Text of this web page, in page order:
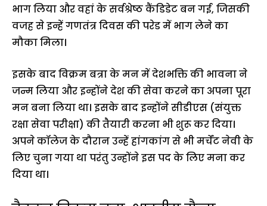
भाग लिया और वहां के सर्वश्रेष्ठ कैंडिडेट बन गई, जिसकी
वजह से इन्हें गणतंत्र दिवस की परेड में भाग लेने का
मौका मिला।
इसके बाद विक्रम बत्रा के मन में देशभक्ति की भावना ने
जन्म लिया और इन्होंने देश की सेवा करने का अपना पूरा
मन बना लिया था। इसके बाद इन्होंने सीडीएस (संयुक्त
रक्षा सेवा परीक्षा) की तैयारी करना भी शुरू कर दिया।
अपने कॉलेज के दौरान उन्हें हांगकांग से भी मर्चेंट नेवी के
लिए चुना गया था परंतु उन्होंने इस पद के लिए मना कर
दिया था।